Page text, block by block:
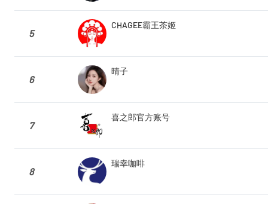
5
CHAGEE霸王茶姬
6
晴子
7
喜之郎官方账号
8
瑞幸咖啡